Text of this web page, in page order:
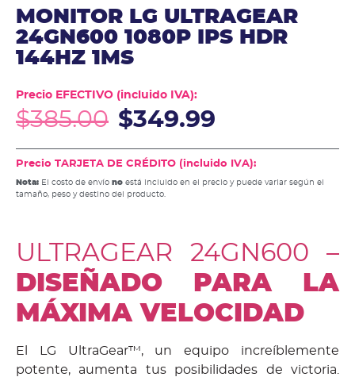
MONITOR LG ULTRAGEAR
24GN600 1080P IPS HDR
144HZ 1MS
Precio EFECTIVO (incluido IVA):
$385.00 $349.99
Precio TARJETA DE CRÉDITO (incluido IVA):
Nota: El costo de envío no está incluido en el precio y puede variar según el
tamaño, peso y destino del producto.
ULTRAGEAR 24GN600 –
DISEÑADO PARA LA
MÁXIMA VELOCIDAD
El LG UltraGear™, un equipo increíblemente
potente, aumenta tus posibilidades de victoria.